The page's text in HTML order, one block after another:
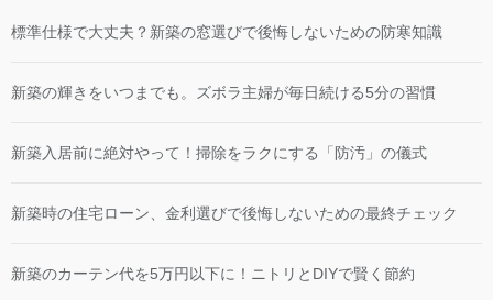
標準仕様で大丈夫？新築の窓選びで後悔しないための防寒知識
新築の輝きをいつまでも。ズボラ主婦が毎日続ける5分の習慣
新築入居前に絶対やって！掃除をラクにする「防汚」の儀式
新築時の住宅ローン、金利選びで後悔しないための最終チェック
新築のカーテン代を5万円以下に！ニトリとDIYで賢く節約